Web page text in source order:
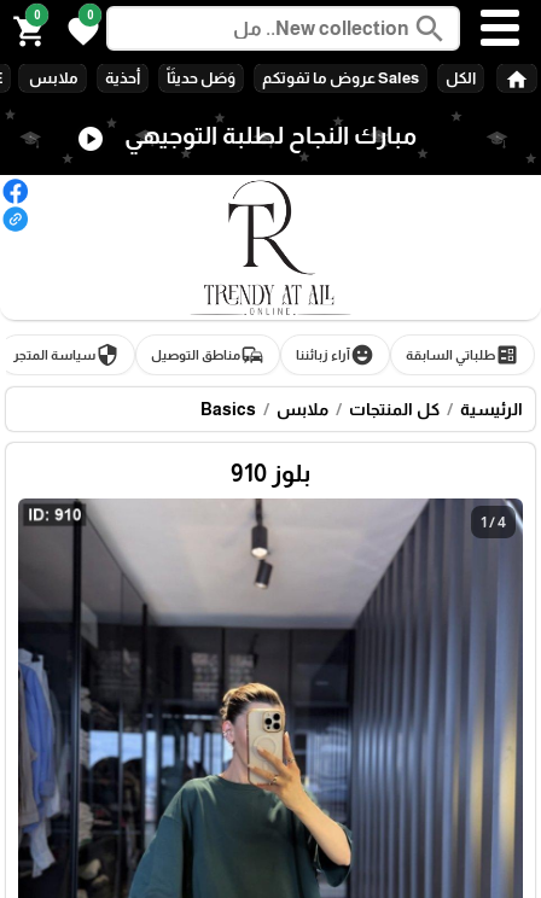
search
0
favorite
0
shopping_cart
home الكل Sales عروض ما تفوتكم وَصَل حديثَاً أحذية ملابس
مبارك النجاح لطلبة التوجيهي play_circle
ballotطلباتي السابقة emoji_emotionsآراء زبائننا commuteمناطق التوصيل securityسياسة المتجر
الرئيسية كل المنتجات ملابس Basics
بلوز 910
1 / 4